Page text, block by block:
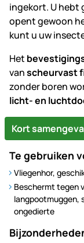
ingekort. U hebt
opent gewoon
kunt u uw
Het
vanscheurvast
zonder boren
licht- en
Kort
Te gebruiken
Vliegenhor,
Beschermt tegen
langpootmuggen,
ongedierte